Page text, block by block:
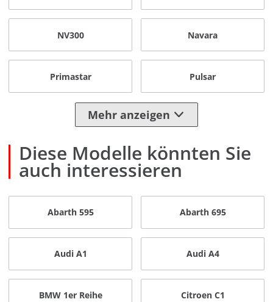
NV300 Navara
Primastar Pulsar
Mehr anzeigen
Diese Modelle könnten Sie
auch interessieren
Abarth 595 Abarth 695
Audi A1 Audi A4
BMW 1er Reihe Citroen C1